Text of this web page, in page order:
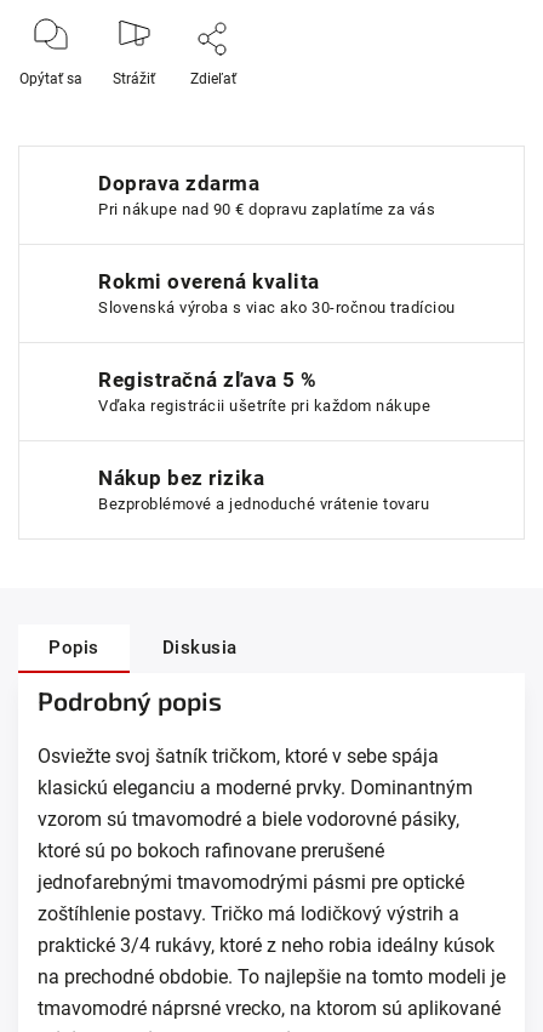
Opýtať sa Strážiť Zdieľať
Doprava zdarma
Pri nákupe nad 90 € dopravu zaplatíme za vás
Rokmi overená kvalita
Slovenská výroba s viac ako 30-ročnou tradíciou
Registračná zľava 5 %
Vďaka registrácii ušetríte pri každom nákupe
Nákup bez rizika
Bezproblémové a jednoduché vrátenie tovaru
Popis Diskusia
Podrobný popis
Osviežte svoj šatník tričkom, ktoré v sebe spája
klasickú eleganciu a moderné prvky. Dominantným
vzorom sú tmavomodré a biele vodorovné pásiky,
ktoré sú po bokoch rafinovane prerušené
jednofarebnými tmavomodrými pásmi pre optické
zoštíhlenie postavy. Tričko má lodičkový výstrih a
praktické 3/4 rukávy, ktoré z neho robia ideálny kúsok
na prechodné obdobie. To najlepšie na tomto modeli je
tmavomodré náprsné vrecko, na ktorom sú aplikované